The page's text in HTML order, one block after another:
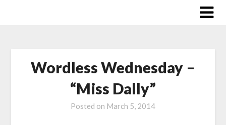
Wordless Wednesday –
“Miss Dally”
Posted on March 5, 2014